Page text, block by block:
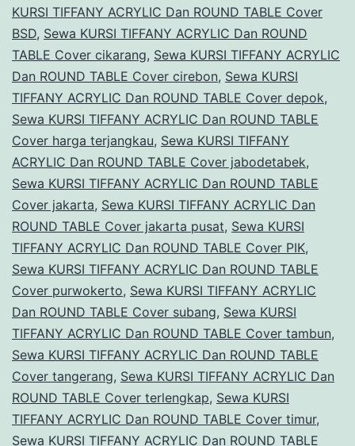
KURSI TIFFANY ACRYLIC Dan ROUND TABLE Cover
BSD, Sewa KURSI TIFFANY ACRYLIC Dan ROUND
TABLE Cover cikarang, Sewa KURSI TIFFANY ACRYLIC
Dan ROUND TABLE Cover cirebon, Sewa KURSI
TIFFANY ACRYLIC Dan ROUND TABLE Cover depok,
Sewa KURSI TIFFANY ACRYLIC Dan ROUND TABLE
Cover harga terjangkau, Sewa KURSI TIFFANY
ACRYLIC Dan ROUND TABLE Cover jabodetabek,
Sewa KURSI TIFFANY ACRYLIC Dan ROUND TABLE
Cover jakarta, Sewa KURSI TIFFANY ACRYLIC Dan
ROUND TABLE Cover jakarta pusat, Sewa KURSI
TIFFANY ACRYLIC Dan ROUND TABLE Cover PIK,
Sewa KURSI TIFFANY ACRYLIC Dan ROUND TABLE
Cover purwokerto, Sewa KURSI TIFFANY ACRYLIC
Dan ROUND TABLE Cover subang, Sewa KURSI
TIFFANY ACRYLIC Dan ROUND TABLE Cover tambun,
Sewa KURSI TIFFANY ACRYLIC Dan ROUND TABLE
Cover tangerang, Sewa KURSI TIFFANY ACRYLIC Dan
ROUND TABLE Cover terlengkap, Sewa KURSI
TIFFANY ACRYLIC Dan ROUND TABLE Cover timur,
Sewa KURSI TIFFANY ACRYLIC Dan ROUND TABLE